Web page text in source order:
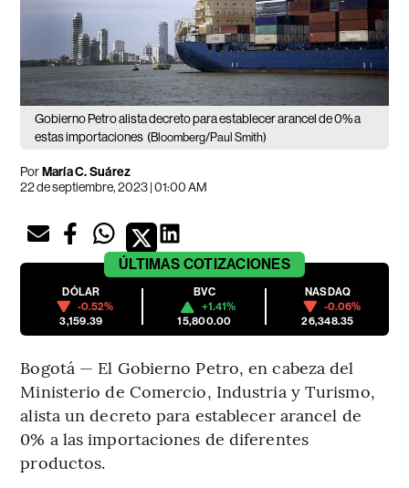
Gobierno Petro alista decreto para establecer arancel de 0% a
estas importaciones (Bloomberg/Paul Smith)
PorMaría C. Suárez
22 de septiembre, 2023 | 01:00 AM
ÚLTIMAS COTIZACIONES
DÓLAR
-0.52%
3,159.39
BVC
+1.41%
15,800.00
NASDAQ
-0.06%
26,348.35
Bogotá — El Gobierno Petro, en cabeza del
Ministerio de Comercio, Industria y Turismo,
alista un decreto para establecer arancel de
0% a las importaciones de diferentes
productos.